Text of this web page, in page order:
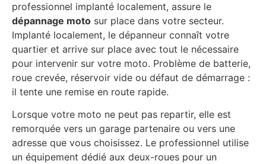
professionnel implanté localement, assure le
dépannage moto sur place dans votre secteur.
Implanté localement, le dépanneur connaît votre
quartier et arrive sur place avec tout le nécessaire
pour intervenir sur votre moto. Problème de batterie,
roue crevée, réservoir vide ou défaut de démarrage :
il tente une remise en route rapide.
Lorsque votre moto ne peut pas repartir, elle est
remorquée vers un garage partenaire ou vers une
adresse que vous choisissez. Le professionnel utilise
un équipement dédié aux deux-roues pour un